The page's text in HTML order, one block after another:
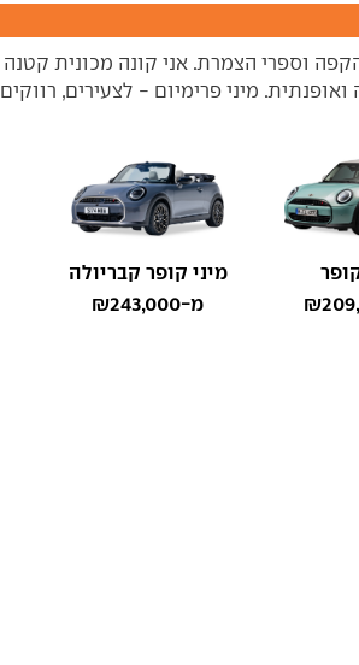
וספרי הצמרת. אני קונה מכונית
מיני פרימיום - לצעירים, רווקים
מיני קופר קבריולה
מ-₪243,000